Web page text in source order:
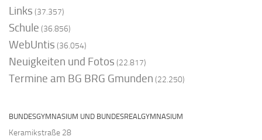
Links (37.357)
Schule (36.856)
WebUntis (36.054)
Neuigkeiten und Fotos (22.817)
Termine am BG BRG Gmunden (22.250)
BUNDESGYMNASIUM UND BUNDESREALGYMNASIUM
Keramikstraße 28